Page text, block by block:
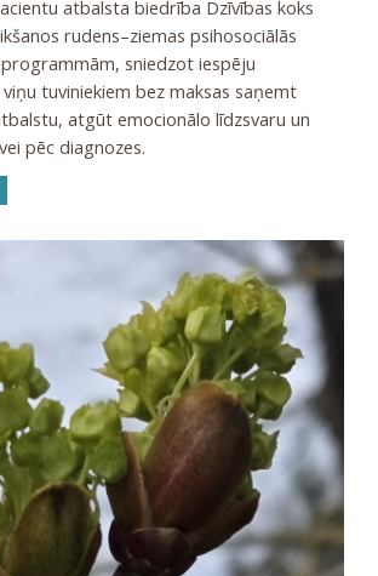
atbalsta biedrība Dzīvības koks
rudens–ziemas psihosociālās
sniedzot iespēju
tuviniekiem bez maksas saņemt
atgūt emocionālo līdzsvaru un
pēc diagnozes.